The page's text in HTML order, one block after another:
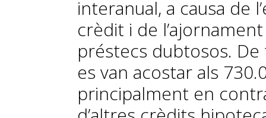
interanual, a causa de
crèdit i de
préstecs dubtosos.
es van acostar als
principalment en